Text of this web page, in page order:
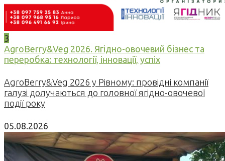
3
AgroBerry&Veg 2026. Ягідно-овочевий бізнес та
переробка: технології, інновації, успіх
AgroBerry&Veg 2026 у Рівному: провідні компанії
галузі долучаються до головної ягідно-овочевої
події року
05.08.2026